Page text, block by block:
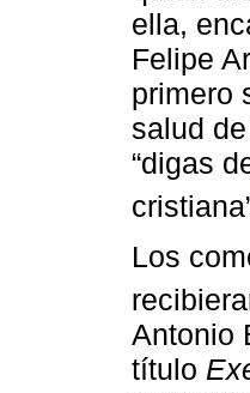
ella,
Felipe
primero
salud
“digas
Los
Antonio
título